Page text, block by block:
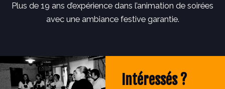
Plus de 19 ans d’expérience dans l’animation de soirées
avec une ambiance festive garantie.
Intéressés ?